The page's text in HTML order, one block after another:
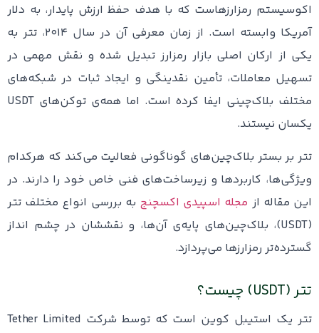
اکوسیستم رمزارزهاست که با هدف حفظ ارزش پایدار، به دلار
آمریکا وابسته است. از زمان معرفی آن در سال ۲۰۱۴، تتر به
یکی از ارکان اصلی بازار رمزارز تبدیل شده و نقش مهمی در
تسهیل معاملات، تأمین نقدینگی و ایجاد ثبات در شبکه‌های
مختلف بلاک‌چینی ایفا کرده است. اما همه‌ی توکن‌های USDT
یکسان نیستند.
تتر بر بستر بلاک‌چین‌های گوناگونی فعالیت می‌کند که هرکدام
ویژگی‌ها، کاربردها و زیرساخت‌های فنی خاص خود را دارند. در
این مقاله از مجله اسپیدی اکسچنج به بررسی انواع مختلف تتر
(USDT)، بلاک‌چین‌های پایه‌ی آن‌ها، و نقششان در چشم‌ انداز
گسترده‌تر رمزارزها می‌پردازد.
تتر (USDT) چیست؟
تتر یک استیبل کوین است که توسط شرکت Tether Limited